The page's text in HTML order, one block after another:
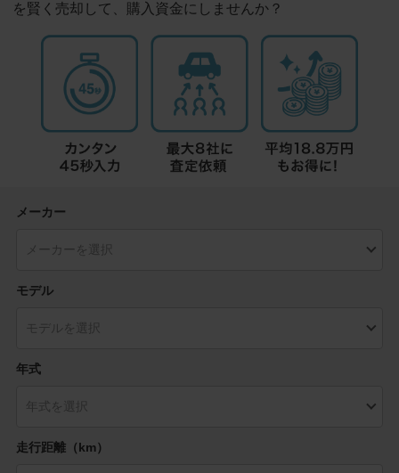
を賢く売却して、購入資金にしませんか？
メーカー
モデル
年式
走行距離（km）